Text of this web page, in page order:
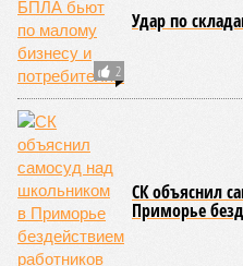
2
Удар по
СК объяснил
Приморье